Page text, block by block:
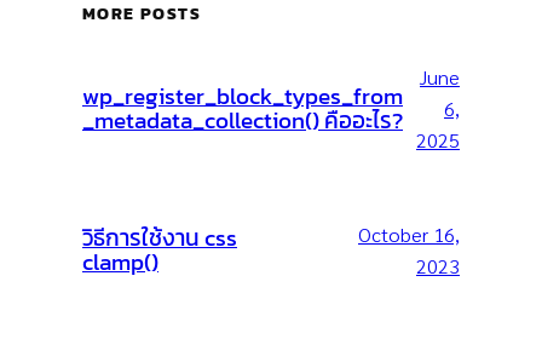
MORE POSTS
wp_register_block_types_from
_metadata_collection() คืออะไร?
June
6,
2025
วิธีการใช้งาน css
clamp()
October 16,
2023